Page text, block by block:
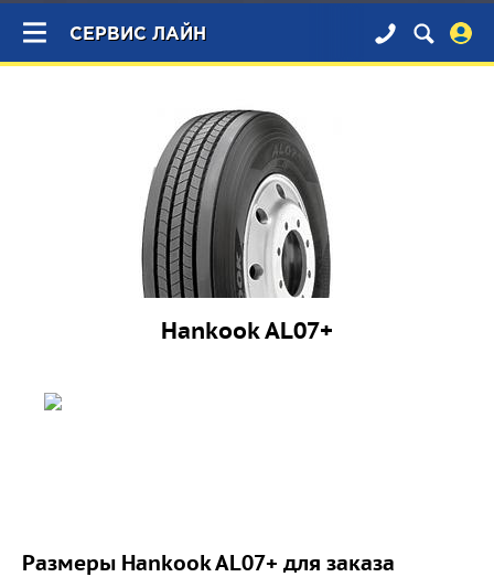
×
СЕРВИС ЛАЙН
Hankook AL07+
Размеры Hankook AL07+ для заказа